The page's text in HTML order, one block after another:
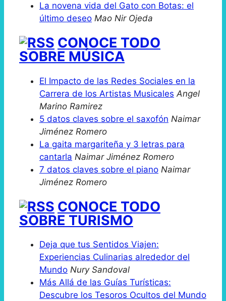
La novena vida del Gato con Botas: el
último deseo Mao Nir Ojeda
CONOCE TODO
SOBRE MÚSICA
El Impacto de las Redes Sociales en la
Carrera de los Artistas Musicales Angel
Marino Ramirez
5 datos claves sobre el saxofón Naimar
Jiménez Romero
La gaita margariteña y 3 letras para
cantarla Naimar Jiménez Romero
7 datos claves sobre el piano Naimar
Jiménez Romero
CONOCE TODO
SOBRE TURISMO
Deja que tus Sentidos Viajen:
Experiencias Culinarias alrededor del
Mundo Nury Sandoval
Más Allá de las Guías Turísticas:
Descubre los Tesoros Ocultos del Mundo